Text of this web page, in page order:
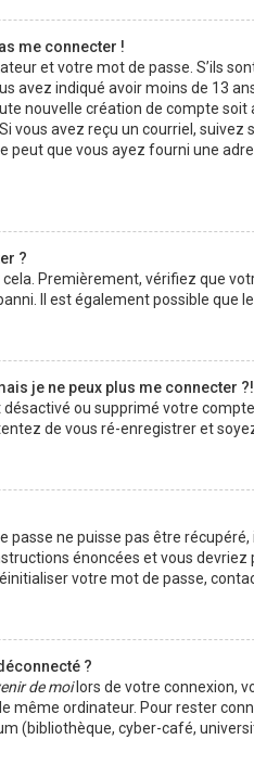
me connecter !
et votre mot de passe. S’ils
avez indiqué avoir moins de 13
nouvelle création de compte
vous avez reçu un courriel, suivez
peut que vous ayez fourni une
?
Premièrement, vérifiez que
Il est également possible
je ne peux plus me connecter ?!
désactivé ou supprimé votre
de vous ré-enregistrer et
passe ne puisse pas être
énoncées et vous devriez
votre mot de passe,
?
de moilors de votre connexion,
même ordinateur. Pour rester
(bibliothèque, cyber-café,